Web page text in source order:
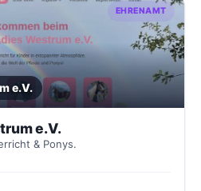
EHRENAMT
e.V.
e.V.
& Ponys.